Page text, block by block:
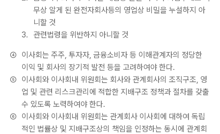
무상 알게 된 완전자회사등의 영업상 비밀을 누설하지 아
니할 것
3.
관련법령을 위반하지 아니할 것
④
이사회는 주주, 투자자, 금융소비자 등 이해관계자의 정당한
이익 및 회사의 장기적 발전 등을 고려하여야 한다.
⑤
이사회와 이사회내 위원회는 회사와 관계회사의 조직구조, 영
업 및 관련 리스크관리에 적합한 지배구조 정책과 절차를 갖출
수 있도록 노력하여야 한다.
⑥
이사회와 이사회내 위원회는 관계회사 이사회에 대하여 독립
적인 법률상 및 지배구조상의 책임을 인정하는 동시에 관계회